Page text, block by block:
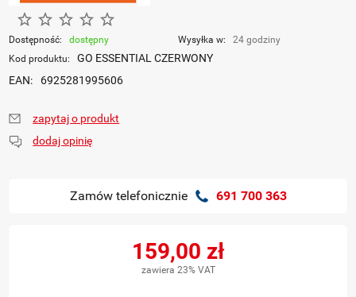
Dostępność: dostępny Wysyłka w:
24 godziny
Kod produktu:
GO ESSENTIAL CZERWONY
EAN:
6925281995606
zapytaj o produkt
dodaj opinię
Zamów telefonicznie 691 700 363
159,00 zł
zawiera 23% VAT